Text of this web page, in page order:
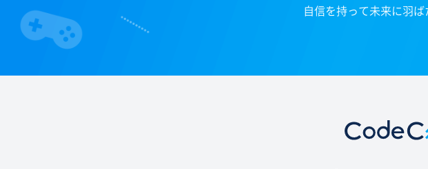
自信を持って未来に羽ば